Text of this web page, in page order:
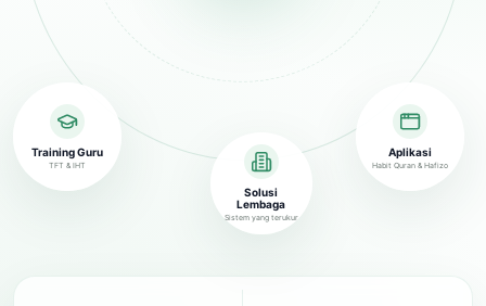
Training Guru
TFT & IHT
Solusi
Lembaga
Sistem yang terukur
Aplikasi
Habit Quran & Hafizo